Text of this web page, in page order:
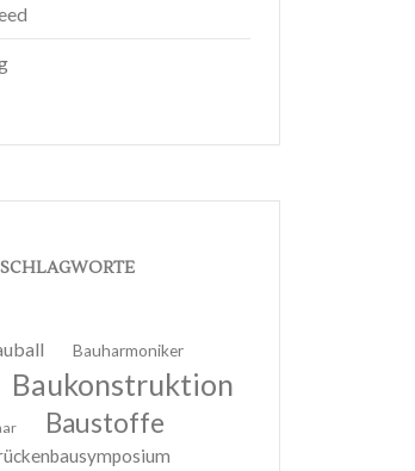
SCHLAGWORTE
Bauharmoniker
Baukonstruktion
Baustoffe